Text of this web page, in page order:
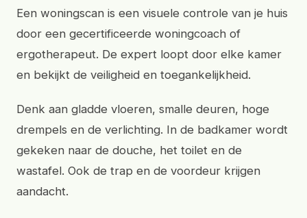
Een woningscan is een visuele controle van je huis
door een gecertificeerde woningcoach of
ergotherapeut. De expert loopt door elke kamer
en bekijkt de veiligheid en toegankelijkheid.
Denk aan gladde vloeren, smalle deuren, hoge
drempels en de verlichting. In de badkamer wordt
gekeken naar de douche, het toilet en de
wastafel. Ook de trap en de voordeur krijgen
aandacht.